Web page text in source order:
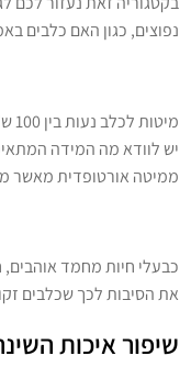
נפוצים, כגון האם כלבים
יש לוודא מה המידה
ממיטה אורטופדית מאשר
כבעלי חיות מחמד אוהבים,
את הסיבות לכך שכלבים
שיפור איכות